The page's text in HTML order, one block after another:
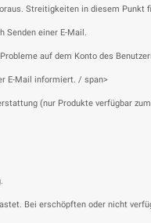
Streitigkeiten in diesem
Senden einer E-Mail.
auf dem Konto des
E-Mail informiert. / span>
(nur Produkte verfügbar
Bei erschöpften oder nicht